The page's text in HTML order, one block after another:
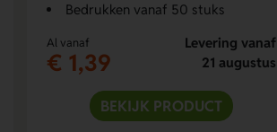
Bedrukken vanaf 50 stuks
Al vanaf
€ 1,39
Levering vanaf
21 augustus
BEKIJK PRODUCT